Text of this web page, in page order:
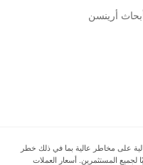
أرينسن
على مخاطر عالية بما في ذلك خطر
المستثمرين. أسعار العملات